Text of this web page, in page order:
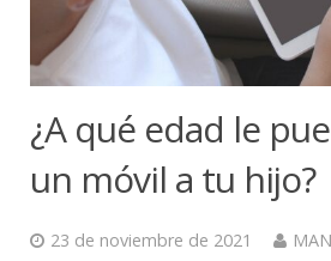
¿A qué edad le
un móvil a tu hijo?
23 de noviembre de 2021